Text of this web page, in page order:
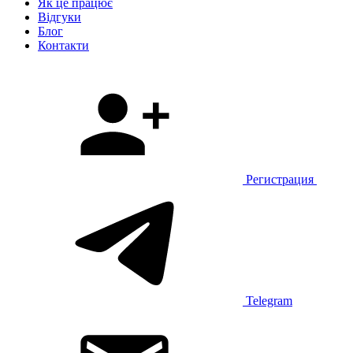
Як це працює
Відгуки
Блог
Контакти
Регистрация
Telegram